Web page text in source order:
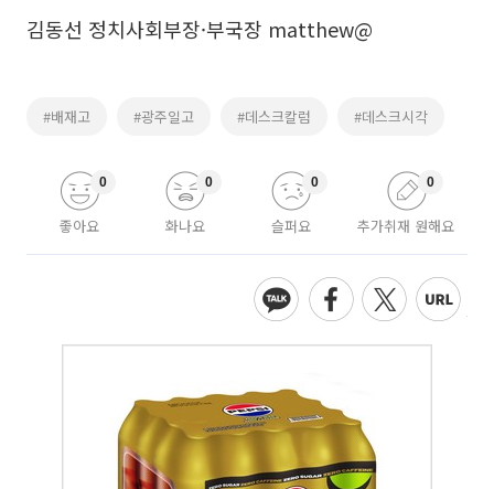
김동선 정치사회부장·부국장 matthew@
#배재고 #광주일고 #데스크칼럼 #데스크시각
좋아요
0
화나요
0
슬퍼요
0
추가취재 원해요
0